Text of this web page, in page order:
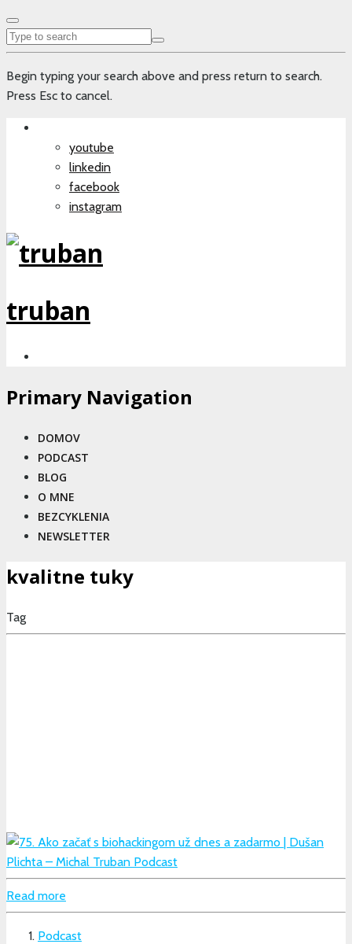
Begin typing your search above and press return to search.
Press Esc to cancel.
youtube
linkedin
facebook
instagram
truban
Primary Navigation
DOMOV
PODCAST
BLOG
O MNE
BEZCYKLENIA
NEWSLETTER
kvalitne tuky
Tag
Read more
Podcast